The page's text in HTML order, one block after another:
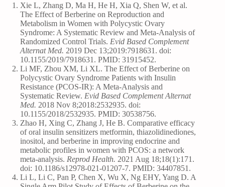
Xie L, Zhang D, Ma H, He H, Xia Q, Shen W, et al.
The Effect of Berberine on Reproduction and
Metabolism in Women with Polycystic Ovary
Syndrome: A Systematic Review and Meta-Analysis of
Randomized Control Trials. Evid Based Complement
Alternat Med. 2019 Dec 13;2019:7918631. doi:
10.1155/2019/7918631. PMID: 31915452.
Li MF, Zhou XM, Li XL. The Effect of Berberine on
Polycystic Ovary Syndrome Patients with Insulin
Resistance (PCOS-IR): A Meta-Analysis and
Systematic Review. Evid Based Complement Alternat
Med. 2018 Nov 8;2018:2532935. doi:
10.1155/2018/2532935. PMID: 30538756.
Zhao H, Xing C, Zhang J, He B. Comparative efficacy
of oral insulin sensitizers metformin, thiazolidinediones,
inositol, and berberine in improving endocrine and
metabolic profiles in women with PCOS: a network
meta-analysis. Reprod Health. 2021 Aug 18;18(1):171.
doi: 10.1186/s12978-021-01207-7. PMID: 34407851.
Li L, Li C, Pan P, Chen X, Wu X, Ng EHY, Yang D. A